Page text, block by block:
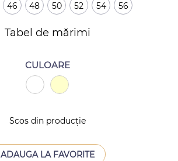
46 48 50 52 54 56
Tabel de mărimi
CULOARE
ADAUGA LA FAVORITE
Scos din producție